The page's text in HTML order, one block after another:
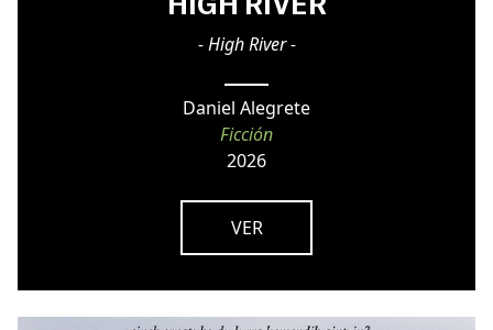
HIGH RIVER
- High River -
Daniel Alegrete
Ficción
2026
VER